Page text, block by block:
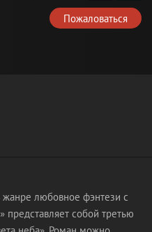
Пожаловаться
жанре любовное фэнтези с
представляет собой третью